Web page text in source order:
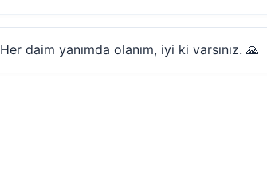
Her daim yanımda olanım, iyi ki varsınız. 🙏